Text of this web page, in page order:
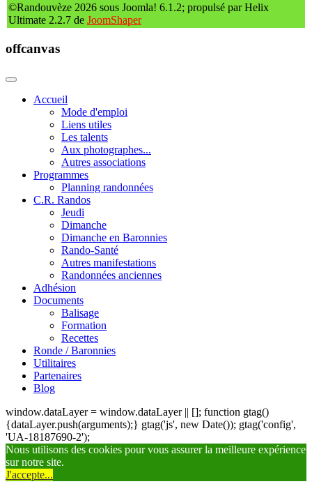
©Randouvèze 2026 sous Joomla! 6.1.2; propulsé par Helix
Ultimate 2.2.7 de JoomShaper
offcanvas
Accueil
Mode d'emploi
Liens utiles
Les talents
Aux photographes...
Autres associations
Programmes
Planning randonnées
C.R. Randos
Jeudi
Dimanche
Dimanche en Baronnies
Rando-Santé
Autres manifestations
Randonnées anciennes
Adhésion
Documents
Balisage
Formation
Recettes
Ronde / Baronnies
Utilitaires
Partenaires
Blog
window.dataLayer = window.dataLayer || []; function gtag()
{dataLayer.push(arguments);} gtag('js', new Date()); gtag('config',
'UA-18187690-2');
Nous utilisons des cookies pour vous assurer la meilleure expérience
sur notre site.
J'accepte...